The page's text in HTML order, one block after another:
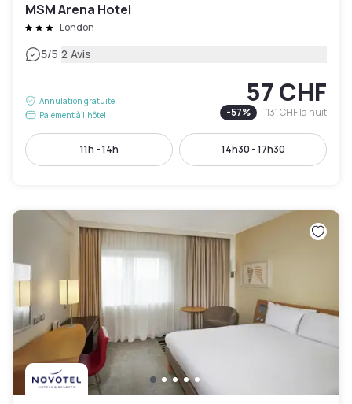
MSM Arena Hotel
London
5/5|2 Avis
Annulation gratuite
Paiement à l'hôtel
57 CHF
-57% 131 CHFla nuit
11h - 14h 14h30 - 17h30